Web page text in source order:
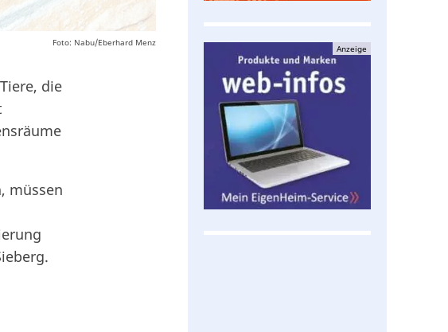
Foto: Nabu/Eberhard Menz
die
müssen
Anzeige